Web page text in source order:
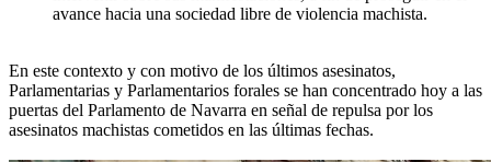
avance hacia una sociedad libre de violencia machista.
En este contexto y con motivo de los últimos asesinatos,
Parlamentarias y Parlamentarios forales se han concentrado hoy a las
puertas del Parlamento de Navarra en señal de repulsa por los
asesinatos machistas cometidos en las últimas fechas.